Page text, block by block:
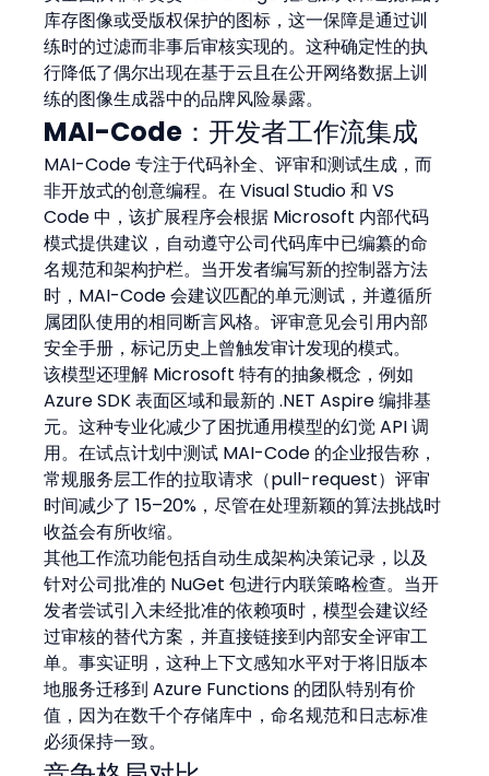
库存图像或受版权保护的图标，这一保障是通过训
练时的过滤而非事后审核实现的。这种确定性的执
行降低了偶尔出现在基于云且在公开网络数据上训
练的图像生成器中的品牌风险暴露。
MAI-Code：开发者工作流集成
MAI-Code 专注于代码补全、评审和测试生成，而
非开放式的创意编程。在 Visual Studio 和 VS
Code 中，该扩展程序会根据 Microsoft 内部代码
模式提供建议，自动遵守公司代码库中已编纂的命
名规范和架构护栏。当开发者编写新的控制器方法
时，MAI-Code 会建议匹配的单元测试，并遵循所
属团队使用的相同断言风格。评审意见会引用内部
安全手册，标记历史上曾触发审计发现的模式。
该模型还理解 Microsoft 特有的抽象概念，例如
Azure SDK 表面区域和最新的 .NET Aspire 编排基
元。这种专业化减少了困扰通用模型的幻觉 API 调
用。在试点计划中测试 MAI-Code 的企业报告称，
常规服务层工作的拉取请求（pull-request）评审
时间减少了 15–20%，尽管在处理新颖的算法挑战时
收益会有所收缩。
其他工作流功能包括自动生成架构决策记录，以及
针对公司批准的 NuGet 包进行内联策略检查。当开
发者尝试引入未经批准的依赖项时，模型会建议经
过审核的替代方案，并直接链接到内部安全评审工
单。事实证明，这种上下文感知水平对于将旧版本
地服务迁移到 Azure Functions 的团队特别有价
值，因为在数千个存储库中，命名规范和日志标准
必须保持一致。